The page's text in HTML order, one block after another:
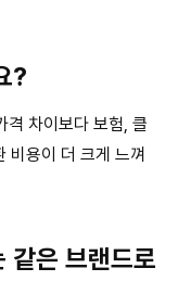
?
격 차이보다 보험, 클
비용이 더 크게 느껴
같은 브랜드로